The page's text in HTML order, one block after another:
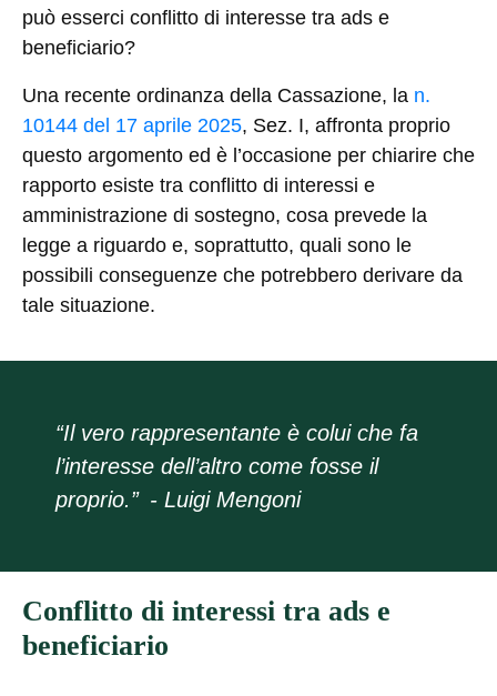
può esserci conflitto di interesse tra ads e
beneficiario?
Una recente ordinanza della Cassazione, la n.
10144 del 17 aprile 2025, Sez. I, affronta proprio
questo argomento ed è l’occasione per chiarire che
rapporto esiste tra conflitto di interessi e
amministrazione di sostegno, cosa prevede la
legge a riguardo e, soprattutto, quali sono le
possibili conseguenze che potrebbero derivare da
tale situazione.
“Il vero rappresentante è colui che fa
l’interesse dell’altro come fosse il
proprio.” - Luigi Mengoni
Conflitto di interessi tra ads e
beneficiario